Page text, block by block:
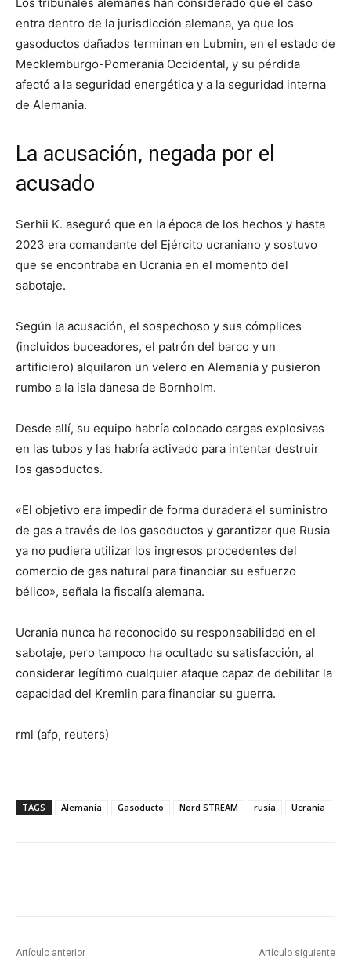
entra dentro de la jurisdicción alemana, ya que los
gasoductos dañados terminan en Lubmin, en el estado de
Mecklemburgo-Pomerania Occidental, y su pérdida
afectó a la seguridad energética y a la seguridad interna
de Alemania.
La acusación, negada por el
acusado
Serhii K. aseguró que en la época de los hechos y hasta
2023 era comandante del Ejército ucraniano y sostuvo
que se encontraba en Ucrania en el momento del
sabotaje.
Según la acusación, el sospechoso y sus cómplices
(incluidos buceadores, el patrón del barco y un
artificiero) alquilaron un velero en Alemania y pusieron
rumbo a la isla danesa de Bornholm.
Desde allí, su equipo habría colocado cargas explosivas
en las tubos y las habría activado para intentar destruir
los gasoductos.
«El objetivo era impedir de forma duradera el suministro
de gas a través de los gasoductos y garantizar que Rusia
ya no pudiera utilizar los ingresos procedentes del
comercio de gas natural para financiar su esfuerzo
bélico», señala la fiscalía alemana.
Ucrania nunca ha reconocido su responsabilidad en el
sabotaje, pero tampoco ha ocultado su satisfacción, al
considerar legítimo cualquier ataque capaz de debilitar la
capacidad del Kremlin para financiar su guerra.
rml (afp, reuters)
TAGS Alemania Gasoducto Nord STREAM rusia Ucrania
Artículo anterior Artículo siguiente